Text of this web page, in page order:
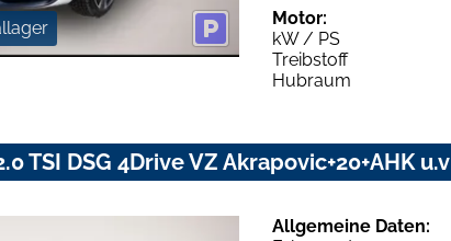
Motor:
kW / PS
Treibstoff
Hubraum
TSI DSG 4Drive VZ Akrapovic+20+AHK u.v
Allgemeine Daten: